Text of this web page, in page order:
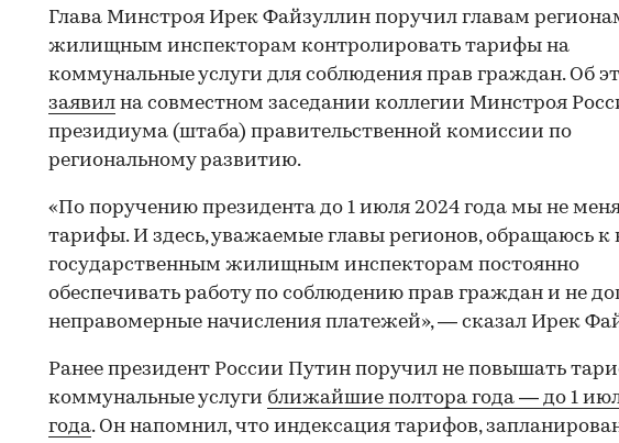
Глава Минстроя Ирек Файзуллин поручил главам
жилищным инспекторам контролировать тарифы на
коммунальные услуги для соблюдения прав граждан. Об
заявил на совместном заседании коллегии Минстроя
президиума (штаба) правительственной комиссии по
региональному развитию.
«По поручению президента до 1 июля 2024 года мы не
тарифы. И здесь, уважаемые главы регионов, обращаюсь
государственным жилищным инспекторам постоянно
обеспечивать работу по соблюдению прав граждан и не
неправомерные начисления платежей», — сказал Ирек
Ранее президент России Путин поручил не повышать
коммунальные услуги ближайшие полтора года — до 1
года. Он напомнил, что индексация тарифов,